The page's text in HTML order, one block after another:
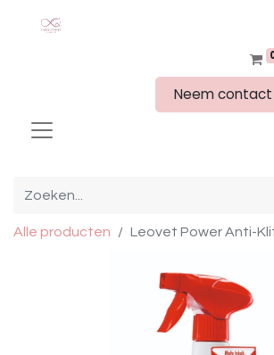
Neem
Alle producten Leovet Power Anti-